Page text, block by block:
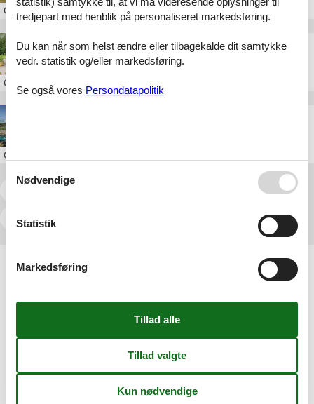
Om Odder
saksild strand sommerhus uge 30
Om Odder
Om
9 ...
>>
Alle
Djursland
tredjepart med henblik på personaliseret markedsføring.
Du kan når som helst ændre eller tilbagekalde dit samtykke
vedr. statistik og/eller markedsføring.
Se også vores Persondatapolitik
Nødvendige
Statistik
Markedsføring